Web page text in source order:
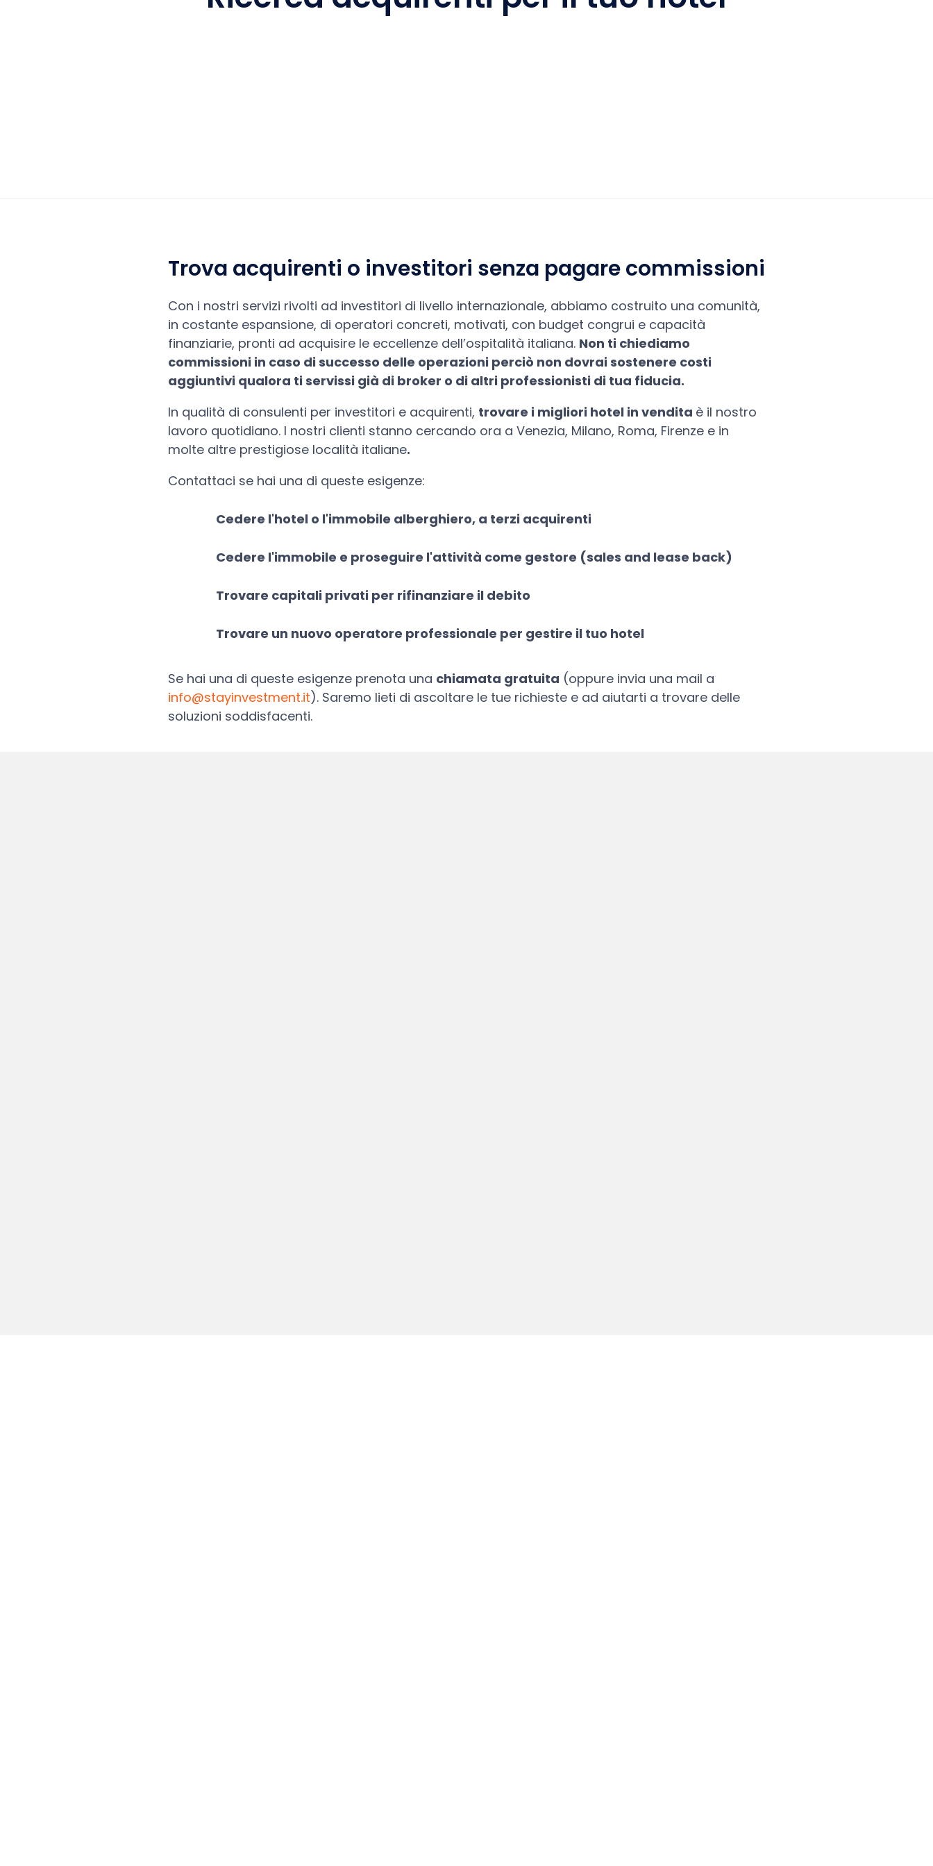
Trova acquirenti o investitori senza pagare commissioni
Con i nostri servizi rivolti ad investitori di livello internazionale, abbiamo costruito una comunità,
in costante espansione, di operatori concreti, motivati, con budget congrui e capacità
finanziarie, pronti ad acquisire le eccellenze dell’ospitalità italiana. Non ti chiediamo
commissioni in caso di successo delle operazioni perciò non dovrai sostenere costi
aggiuntivi qualora ti servissi già di broker o di altri professionisti di tua fiducia.
In qualità di consulenti per investitori e acquirenti, trovare i migliori hotel in vendita è il nostro
lavoro quotidiano. I nostri clienti stanno cercando ora a Venezia, Milano, Roma, Firenze e in
molte altre prestigiose località italiane.
Contattaci se hai una di queste esigenze:
Cedere l'hotel o l'immobile alberghiero, a terzi acquirenti
Cedere l'immobile e proseguire l'attività come gestore (sales and lease back)
Trovare capitali privati per rifinanziare il debito
Trovare un nuovo operatore professionale per gestire il tuo hotel
Se hai una di queste esigenze prenota una chiamata gratuita (oppure invia una mail a
info@stayinvestment.it). Saremo lieti di ascoltare le tue richieste e ad aiutarti a trovare delle
soluzioni soddisfacenti.